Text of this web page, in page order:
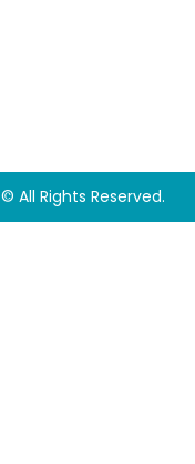
© All Rights Reserved.